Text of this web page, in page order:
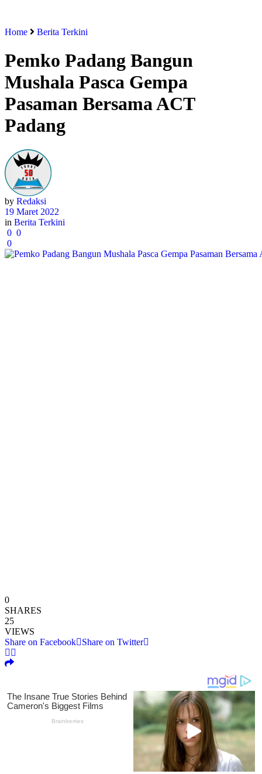
Home Berita Terkini
Pemko Padang Bangun
Mushala Pasca Gempa
Pasaman Bersama ACT
Padang
by Redaksi
19 Maret 2022
in Berita Terkini
0 0
0
0
SHARES
25
VIEWS
Share on Facebook
Share on Twitter